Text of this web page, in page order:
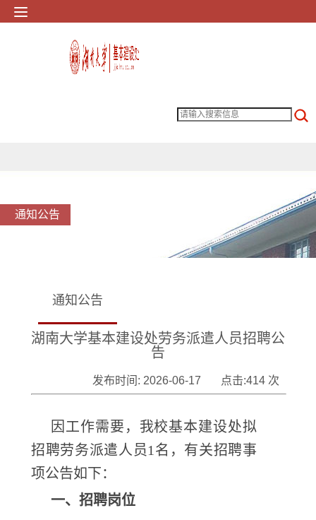
通知公告
通知公告
湖南大学基本建设处劳务派遣人员招聘公
告
发布时间: 2026-06-17 点击:414 次
因工作需要，我校基本建设处拟
招聘劳务派遣人员1名，有关招聘事
项公告如下：
一、招聘岗位